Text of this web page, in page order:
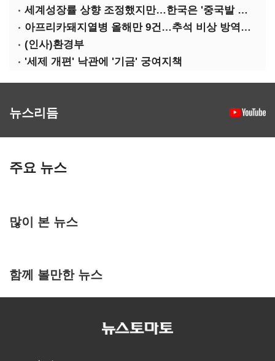
세계성장률 상향 조정했지만…한국은 '중국발 살얼음판'
아프리카돼지열병 올해만 9건…추석 비상 방역에 '총력'
(인사)환경부
'세제 개편' 낙관에 '기금' 궁여지책
뉴스리듬
주요 뉴스
많이 본 뉴스
함께 볼만한 뉴스